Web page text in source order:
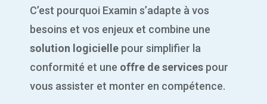
C’est pourquoi Examin s’adapte à vos
besoins et vos enjeux et combine une
solution logiciellepour simplifier la
conformité et une offre de servicespour
vous assister et monter en compétence.